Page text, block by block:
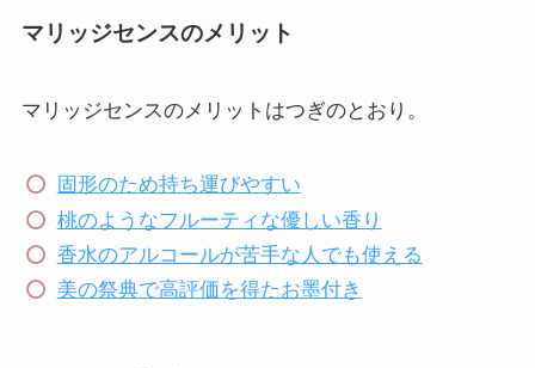
マリッジセンスのメリット
マリッジセンスのメリットはつぎのとおり。
固形のため持ち運びやすい
桃のようなフルーティな優しい香り
香水のアルコールが苦手な人でも使える
美の祭典で高評価を得たお墨付き